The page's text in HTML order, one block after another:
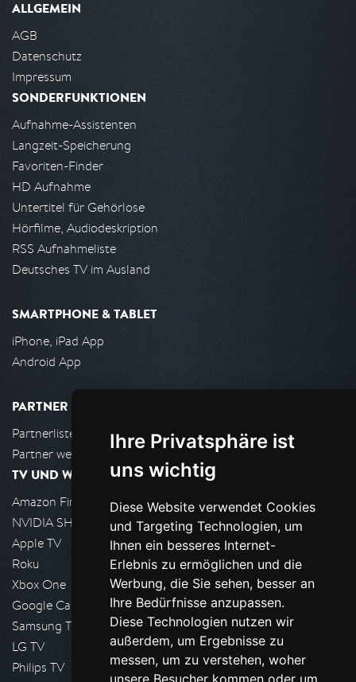
Ihre Privatsphäre ist
uns wichtig
Diese Website verwendet Cookies
und Targeting Technologien, um
Ihnen ein besseres Internet-
Erlebnis zu ermöglichen und die
Werbung, die Sie sehen, besser an
Ihre Bedürfnisse anzupassen.
Diese Technologien nutzen wir
außerdem, um Ergebnisse zu
messen, um zu verstehen, woher
unsere Besucher kommen oder um
ALLGEMEIN
AGB
Datenschutz
Impressum
SONDERFUNKTIONEN
Aufnahme-Assistenten
Langzeit-Speicherung
Favoriten-Finder
HD Aufnahme
Untertitel für Gehörlose
Hörfilme, Audiodeskription
RSS Aufnahmeliste
Deutsches TV im Ausland
SMARTPHONE & TABLET
iPhone, iPad App
Android App
PARTNER
Partnerliste
Partner werden
TV UND WOHNZIMMER
Amazon FireTV
NVIDIA SHIELD, Google TV
Apple TV
Roku
Xbox One
Google Cast
Samsung TV
LG TV
Philips TV